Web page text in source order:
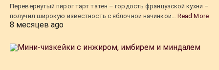
Перевернутый пирог тарт татен – гордость французской кухни –
получил широкую известность с яблочной начинкой… Read More
8 месяцев ago